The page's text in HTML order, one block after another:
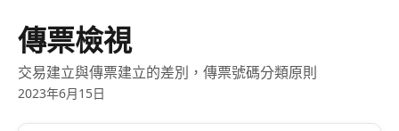
傳票檢視
交易建立與傳票建立的差別，傳票號碼分類原則
2023年6月15日